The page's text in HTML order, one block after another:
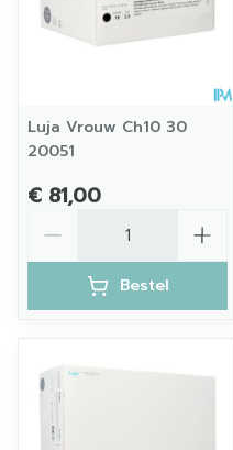
Luja Vrouw Ch10 30
20051
€ 81,00
Bestel